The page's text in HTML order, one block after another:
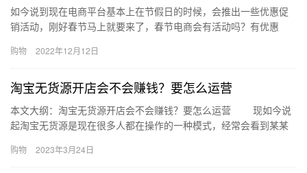
如今说到现在电商平台基本上在节假日的时候，会推出一些优惠促
销活动，刚好春节马上就要来了，春节电商会有活动吗？有优惠
尤其是上…
购物 2022年12月12日
淘宝无货源开店会不会赚钱？要怎么运营
本文大纲：淘宝无货源开店会不会赚钱？要怎么运营 现如今说
起淘宝无货源是现在很多人都在操作的一种模式，经常会看到某某
是…
购物 2023年3月24日